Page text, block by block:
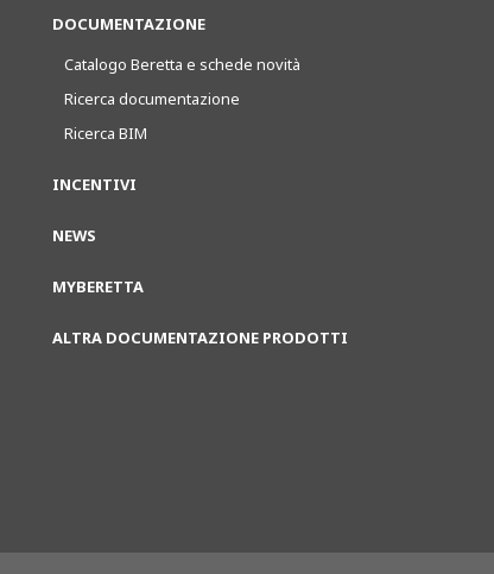
DOCUMENTAZIONE
Catalogo Beretta e schede novità
Ricerca documentazione
Ricerca BIM
INCENTIVI
NEWS
MYBERETTA
ALTRA DOCUMENTAZIONE PRODOTTI